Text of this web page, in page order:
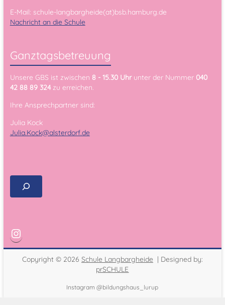
E-Mail: schule-langbargheide(at)bsb.hamburg.de
Nachricht an die Schule
Ganztagsbetreuung
Unsere GBS ist zwischen 8 - 15.30 Uhrunter der Nummer 040
42 88 89 324zu erreichen.
Ihre Ansprechpartner sind:
Julia Kock
Julia.Kock@alsterdorf.de
Copyright © 2026 Schule Langbargheide | Designed by:
prSCHULE
Instagram @bildungshaus_lurup